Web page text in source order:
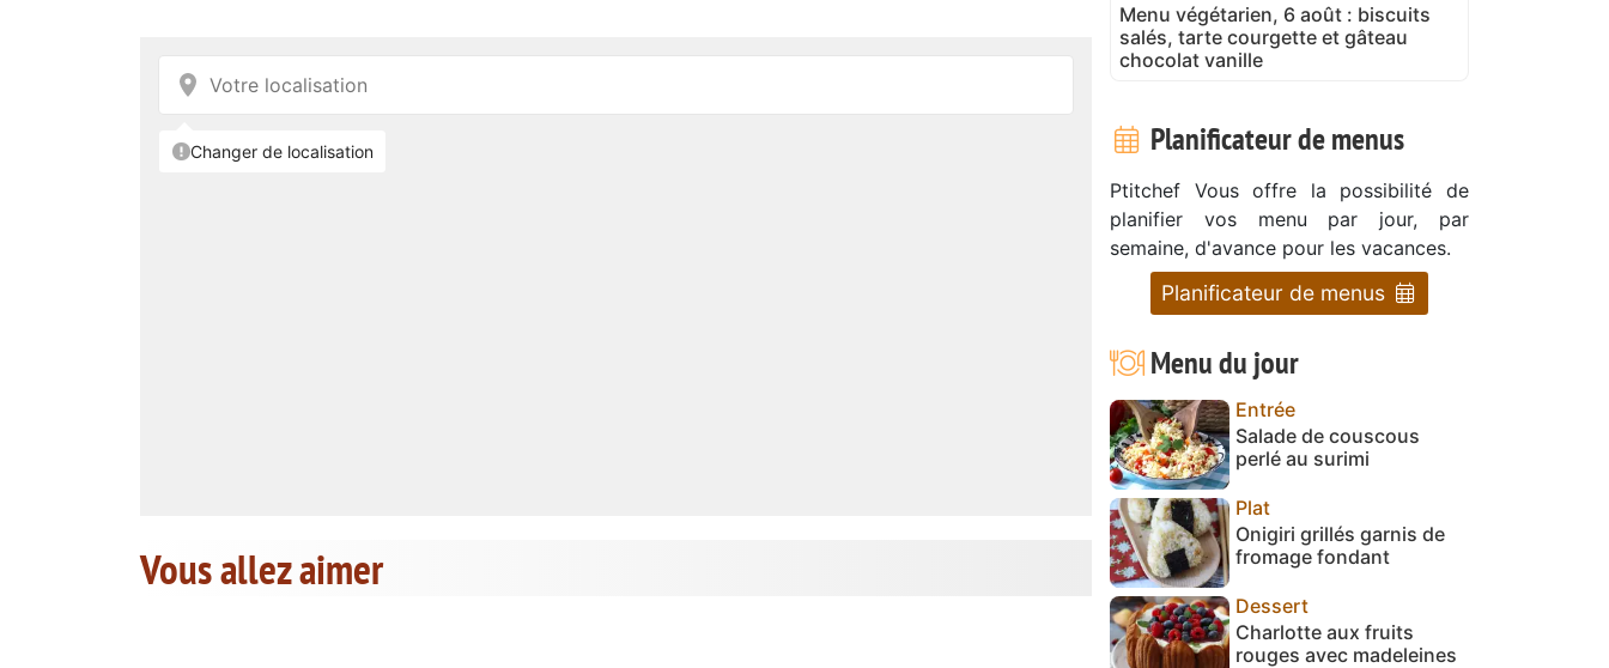
Vous allez aimer
Menu végétarien, 6 août : biscuits
salés, tarte courgette et gâteau
chocolat vanille
Planificateur de menus
Ptitchef Vous offre la possibilité de
planifier vos menu par jour, par
semaine, d'avance pour les vacances.
Planificateur de menus
Menu du jour
Entrée
Salade de couscous
perlé au surimi
Plat
Onigiri grillés garnis de
fromage fondant
Dessert
Charlotte aux fruits
rouges avec madeleines